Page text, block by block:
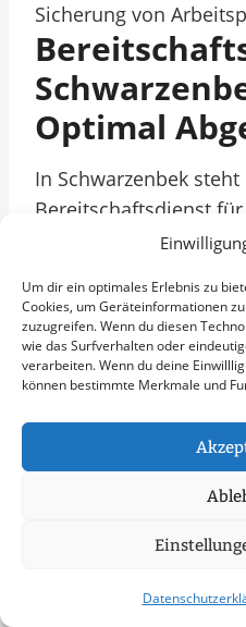
Um dir ein optimales Erlebnis zu
Cookies, um Geräteinformationen
zuzugreifen. Wenn du diesen
wie das Surfverhalten oder
verarbeiten. Wenn du deine
können bestimmte Merkmale und
Sicherung von
Optimal
In Schwarzenbek steht
Bereitschaftsdienst
Firmen und
unvorhergesehenen
bieten. Dieser Dienst
reibungslose
Abläufen und sorgt
stets handlungsfähig
außerhalb regulärer
die Präsenz eines
das Vertrauen in die